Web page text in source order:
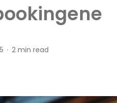
2 min read